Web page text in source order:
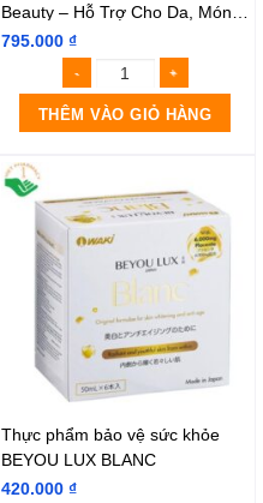
Beauty – Hỗ Trợ Cho Da, Móng
và Tóc
795.000 ₫
THÊM VÀO GIỎ HÀNG
Thực phẩm bảo vệ sức khỏe
BEYOU LUX BLANC
420.000 ₫